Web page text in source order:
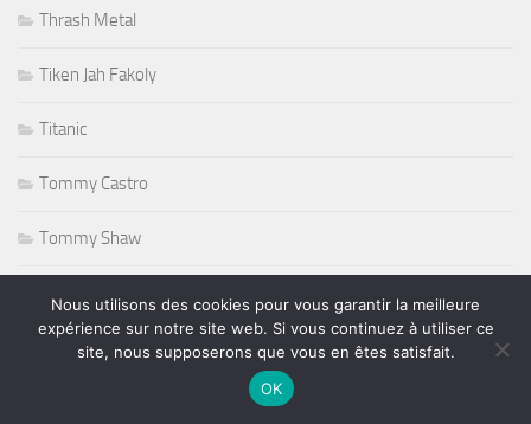
Thrash Metal
Tiken Jah Fakoly
Titanic
Tommy Castro
Tommy Shaw
Tony Sheridan
Nous utilisons des cookies pour vous garantir la meilleure
expérience sur notre site web. Si vous continuez à utiliser ce
site, nous supposerons que vous en êtes satisfait.
OK